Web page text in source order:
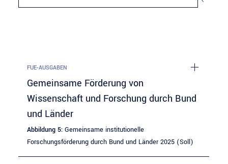
FUE-AUSGABEN
Gemeinsame Förderung von
Wissenschaft und Forschung durch Bund
und Länder
Abbildung 5: Gemeinsame institutionelle
Forschungsförderung durch Bund und Länder 2025 (Soll)